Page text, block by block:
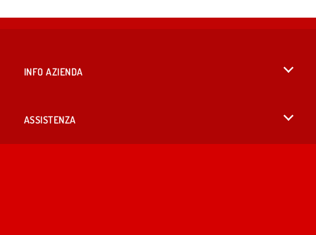
INFO AZIENDA
ASSISTENZA